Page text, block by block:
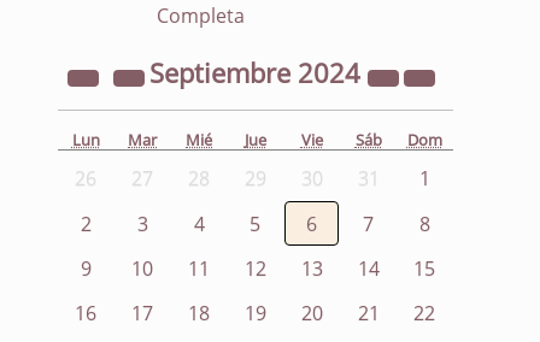
Completa
Septiembre 2024
Lun Mar Mié Jue Vie Sáb Dom
26 27 28 29 30 31
1
2
3 4 5 6 7
8
9
10 11 12 13 14
15
16
17 18 19 20 21
22